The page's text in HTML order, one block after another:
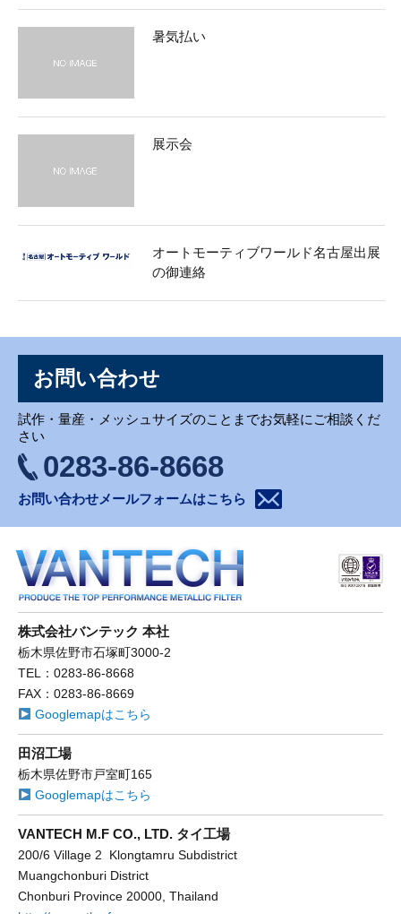
暑気払い
展示会
オートモーティブワールド名古屋出展
の御連絡
お問い合わせ
試作・量産・メッシュサイズのことまでお気軽にご相談くだ
さい
0283-86-8668
お問い合わせメールフォームはこちら
株式会社バンテック 本社
栃木県佐野市石塚町3000-2
TEL：0283-86-8668
FAX：0283-86-8669
Googlemapはこちら
田沼工場
栃木県佐野市戸室町165
Googlemapはこちら
VANTECH M.F CO., LTD. タイ工場
200/6 Village 2 Klongtamru Subdistrict
Muangchonburi District
Chonburi Province 20000, Thailand